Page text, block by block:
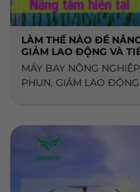
LÀM THẾ NÀO ĐỂ
GIẢM LAO ĐỘNG VÀ
MÁY BAY NÔNG
PHUN, GIẢM LAO ĐỘNG